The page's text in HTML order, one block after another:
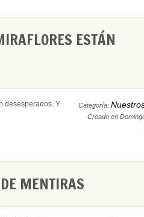
ESTÁN
Categoría:
Creado en
desesperados. Y
MENTIRAS